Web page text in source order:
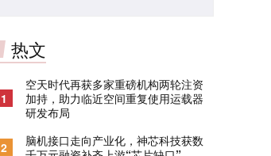
热文
1
空天时代再获多家重磅机构两轮注资
加持，助力临近空间重复使用运载器
研发布局
2
脑机接口走向产业化，神芯科技获数